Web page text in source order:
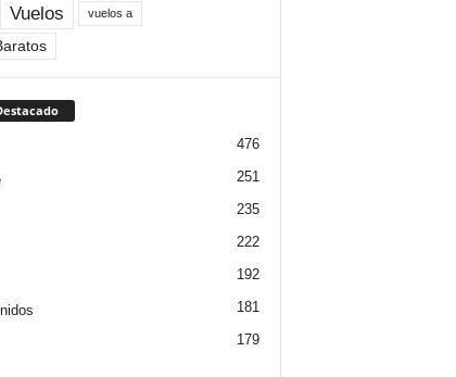
Vuelos vuelos a
476
251
235
222
192
181
179